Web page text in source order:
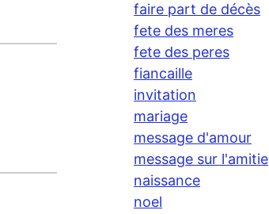
faire part de décès
fete des meres
fete des peres
fiancaille
invitation
mariage
message d'amour
message sur l'amitie
naissance
noel